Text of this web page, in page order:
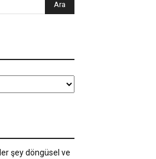
şey döngüsel ve